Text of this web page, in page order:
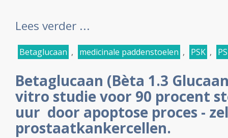
Lees verder ...
Betaglucaan , medicinale paddenstoelen , PSK ,
Betaglucaan (Bèta 1.3
vitro studie voor 90 procent
uur door apoptose proces -
prostaatkankercellen.